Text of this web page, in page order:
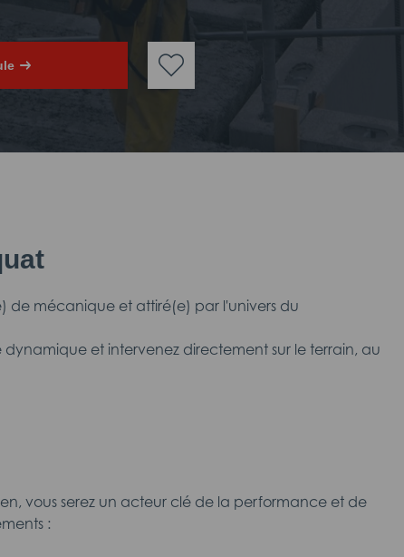
de mécanique et attiré(e) par l'univers du
dynamique et intervenez directement sur le terrain, au
vous serez un acteur clé de la performance et de
: